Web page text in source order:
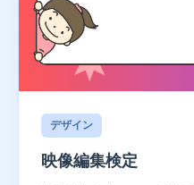
デザイン
映像編集検定